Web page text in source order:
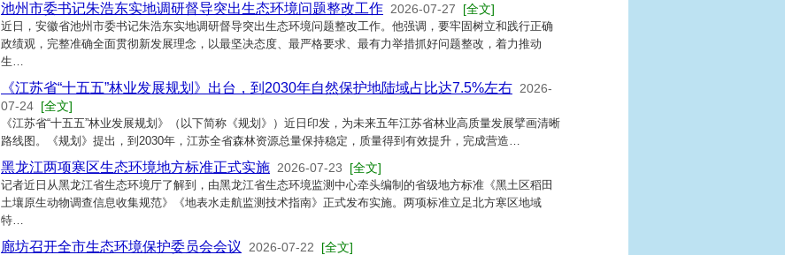
池州市委书记朱浩东实地调研督导突出生态环境问题整改工作 2026-07-27 [全文]
近日，安徽省池州市委书记朱浩东实地调研督导突出生态环境问题整改工作。他强调，要牢固树立和践行正确
政绩观，完整准确全面贯彻新发展理念，以最坚决态度、最严格要求、最有力举措抓好问题整改，着力推动
生…
《江苏省“十五五”林业发展规划》出台，到2030年自然保护地陆域占比达7.5%左右 2026-
07-24 [全文]
《江苏省“十五五”林业发展规划》（以下简称《规划》）近日印发，为未来五年江苏省林业高质量发展擘画清晰
路线图。《规划》提出，到2030年，江苏全省森林资源总量保持稳定，质量得到有效提升，完成营造…
黑龙江两项寒区生态环境地方标准正式实施 2026-07-23 [全文]
记者近日从黑龙江省生态环境厅了解到，由黑龙江省生态环境监测中心牵头编制的省级地方标准《黑土区稻田
土壤原生动物调查信息收集规范》《地表水走航监测技术指南》正式发布实施。两项标准立足北方寒区地域
特…
廊坊召开全市生态环境保护委员会会议 2026-07-22 [全文]